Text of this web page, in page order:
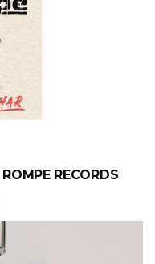
RECORDS